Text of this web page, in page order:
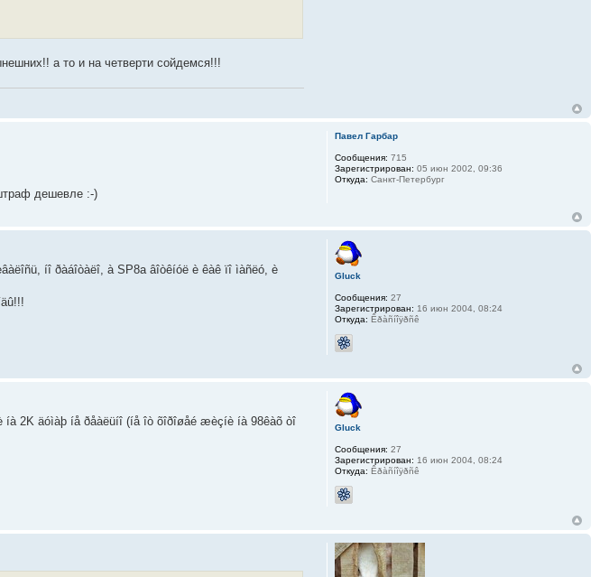
а то и на четверти сойдемся!!!
дешевле :-)
Павел Гарбар
Сообщения: 715
Зарегистрирован: 05 июн 2002, 09:36
Откуда: Санкт-Петербург
íî ðàáîòàëî, à SP8a âîòêíóë è êàê ïî ìàñëó, è
Gluck
Сообщения: 27
Зарегистрирован: 16 июн 2004, 08:24
Откуда: Êðàñíîÿðñê
íà 2K äóìàþ íå ðåàëüíî (íå îò õîðîøåé æèçíè íà 98êàõ òî
Gluck
Сообщения: 27
Зарегистрирован: 16 июн 2004, 08:24
Откуда: Êðàñíîÿðñê